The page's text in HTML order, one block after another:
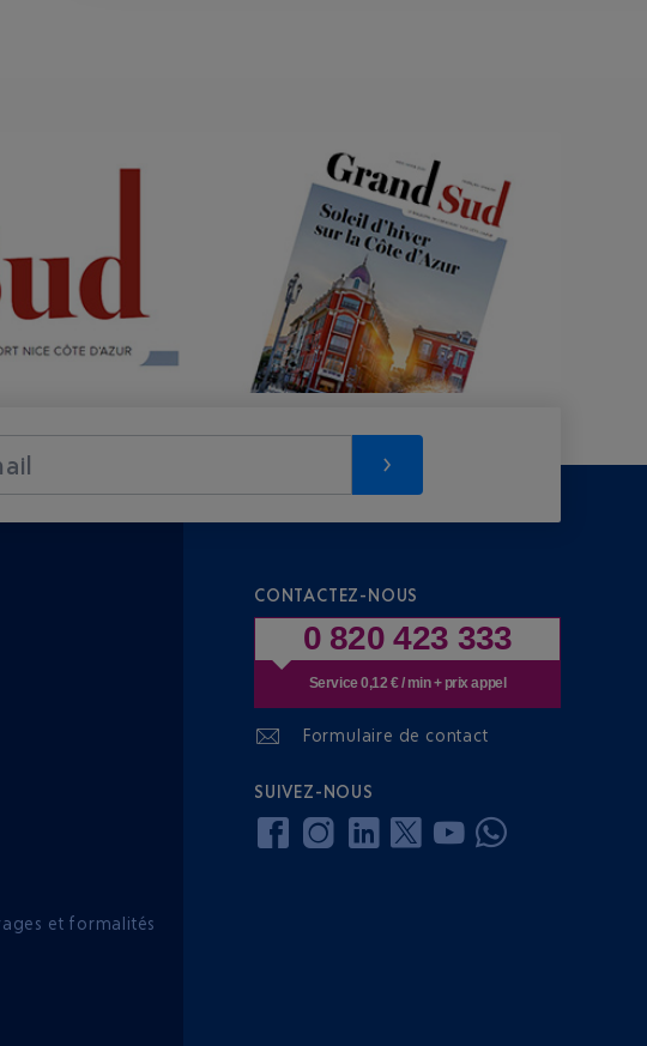
et formalités
CONTACTEZ-NOUS
0 820 423 333
Service 0,12 € / min + prix appel
Formulaire de contact
SUIVEZ-NOUS